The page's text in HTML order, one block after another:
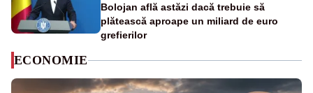
Bolojan află astăzi dacă trebuie să
plătească aproape un miliard de euro
grefierilor
ECONOMIE